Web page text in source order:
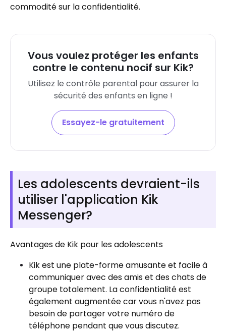
commodité sur la confidentialité.
Vous voulez protéger les enfants
contre le contenu nocif sur Kik?
Utilisez le contrôle parental pour assurer la
sécurité des enfants en ligne !
Essayez-le gratuitement
Les adolescents devraient-ils
utiliser l'application Kik
Messenger?
Avantages de Kik pour les adolescents
Kik est une plate-forme amusante et facile à
communiquer avec des amis et des chats de
groupe totalement. La confidentialité est
également augmentée car vous n'avez pas
besoin de partager votre numéro de
téléphone pendant que vous discutez.